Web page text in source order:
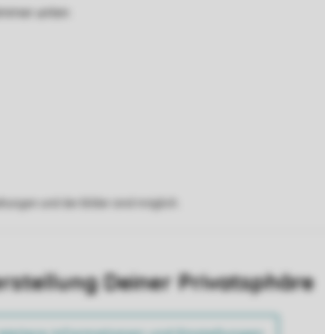
unten
Deiner Privatsphäre